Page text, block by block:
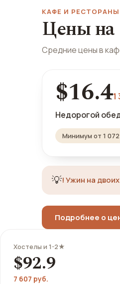
КАФЕ И РЕСТОРАНЫ
Цены на
Средние цены в
$16.41
Недорогой
Минимум от 1 072
💡!Ужин на
Подробнее о
Хостелы и 1-2★
$92.9
7 607 руб.